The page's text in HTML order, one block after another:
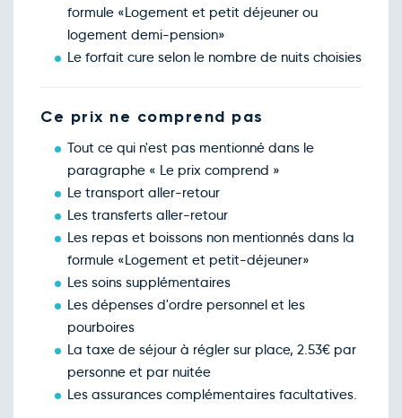
formule «Logement et petit déjeuner ou
logement demi-pension»
Le forfait cure selon le nombre de nuits choisies
Ce prix ne comprend pas
Tout ce qui n'est pas mentionné dans le
paragraphe « Le prix comprend »
Le transport aller-retour
Les transferts aller-retour
Les repas et boissons non mentionnés dans la
formule «Logement et petit-déjeuner»
Les soins supplémentaires
Les dépenses d'ordre personnel et les
pourboires
La taxe de séjour à régler sur place, 2.53€ par
personne et par nuitée
Les assurances complémentaires facultatives.